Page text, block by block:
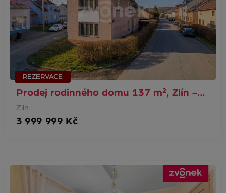
REZERVACE
Prodej rodinného domu 137 m², Zlín -…
Zlín
3 999 999 Kč